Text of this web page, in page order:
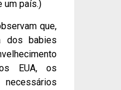
um país.)
que,
dos babies
EUA, os